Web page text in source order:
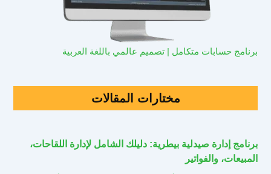
برنامج حسابات متكامل | تصميم عالمي باللغة العربية
مختارات المقالات
برنامج إدارة صيدلية بيطرية: دليلك الشامل لإدارة اللقاحات،
المبيعات، والفواتير